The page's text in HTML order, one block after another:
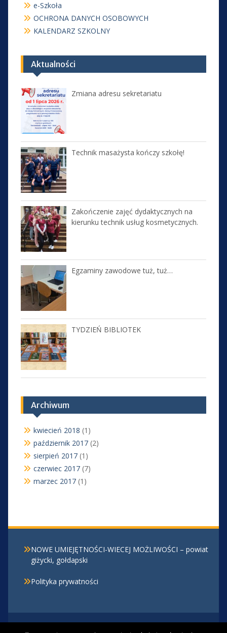
e-Szkoła
OCHRONA DANYCH OSOBOWYCH
KALENDARZ SZKOLNY
Aktualności
Zmiana adresu sekretariatu
Technik masażysta kończy szkołę!
Zakończenie zajęć dydaktycznych na
kierunku technik usług kosmetycznych.
Egzaminy zawodowe tuż, tuż…
TYDZIEŃ BIBLIOTEK
Archiwum
kwiecień 2018 (1)
październik 2017(2)
sierpień 2017(1)
czerwiec 2017(7)
marzec 2017(1)
NOWE UMIEJĘTNOŚCI-WIECEJ MOŻLIWOŚCI – powiat
giżycki, gołdapski
Polityka prywatności